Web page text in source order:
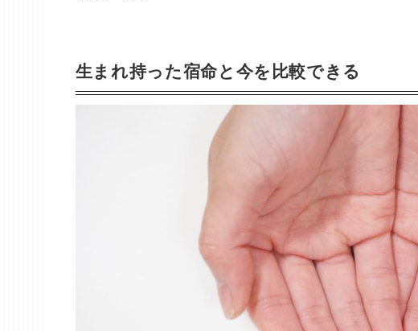
生まれ持った宿命と今を比較できる